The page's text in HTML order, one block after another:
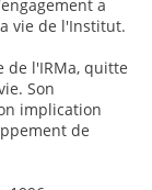
a
vie de l'Institut.
de l'IRMa, quitte
Son
implication
de